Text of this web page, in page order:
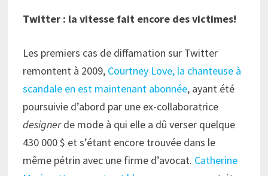
Twitter : la vitesse fait encore des victimes!
Les premiers cas de diffamation sur Twitter
remontent à 2009, Courtney Love, la chanteuse à
scandale en est maintenant abonnée, ayant été
poursuivie d’abord par une ex-collaboratrice
designerde mode à qui elle a dû verser quelque
430 000 $ et s’étant encore trouvée dans le
même pétrin avec une firme d’avocat. Catherine